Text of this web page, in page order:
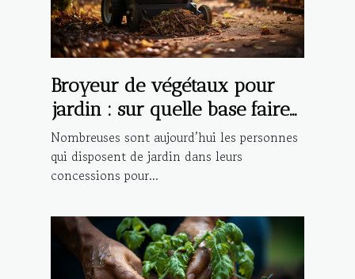
Broyeur de végétaux pour
jardin : sur quelle base faire
son choix ?
Nombreuses sont aujourd’hui les personnes
qui disposent de jardin dans leurs
concessions pour...